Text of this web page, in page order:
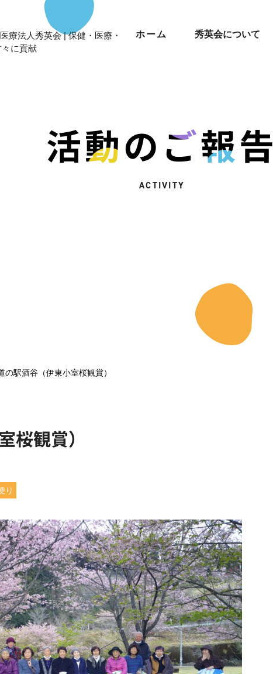
療法人秀英会 | 保健・医療・
に貢献
ホーム 秀英会について
活動のご報告
ACTIVITY
の駅酒谷（伊東小室桜観賞）
桜観賞）
り